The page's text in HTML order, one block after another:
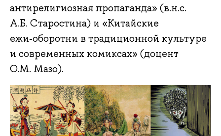
антирелигиозная пропаганда» (в.н.с.
А.Б. Старостина) и «Китайские
ежи‑оборотни в традиционной культуре
и современных комиксах» (доцент
О.М. Мазо).